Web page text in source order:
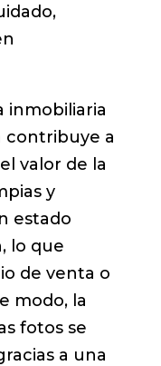
inmobiliaria
contribuye a
valor de la
y
estado
lo que
de venta o
modo, la
fotos se
a una